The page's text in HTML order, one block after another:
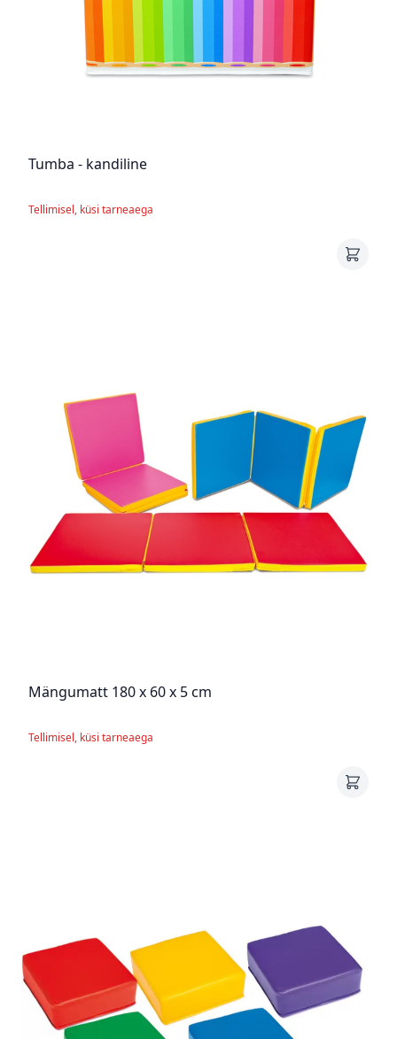
Tumba - kandiline
Tellimisel, küsi tarneaega
Mängumatt 180 x 60 x 5 cm
Tellimisel, küsi tarneaega